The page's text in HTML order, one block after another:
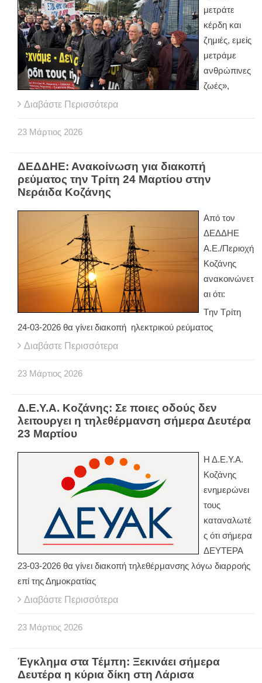
μετράτε
κέρδη και
ζημιές, εμείς
μετράμε
ανθρώπινες
ζωές»,
Διαβάστε Περισσότερα
23 Μάρτιος 2026
ΔΕΔΔΗΕ: Ανακοίνωση για διακοπή
ρεύματος την Τρίτη 24 Μαρτίου στην
Νεράιδα Κοζάνης
Από τον
ΔΕΔΔΗΕ
Α.Ε./Περιοχή
Κοζάνης
ανακοινώνετ
αι ότι:
Tην Τρίτη
24-03-2026 θα γίνει διακοπή ηλεκτρικού ρεύματος
Διαβάστε Περισσότερα
23 Μάρτιος 2026
Δ.Ε.Υ.Α. Κοζάνης: Σε ποιες οδούς δεν
λειτουργει η τηλεθέρμανση σήμερα Δευτέρα
23 Μαρτίου
Η Δ.Ε.Υ.Α.
Κοζάνης
ενημερώνει
τους
καταναλωτέ
ς ότι σήμερα
ΔΕΥΤΕΡΑ
23-03-2026 θα γίνει διακοπή τηλεθέρμανσης λόγω διαρροής
επί της Δημοκρατίας
Διαβάστε Περισσότερα
23 Μάρτιος 2026
Έγκλημα στα Τέμπη: Ξεκινάει σήμερα
Δευτέρα η κύρια δίκη στη Λάρισα